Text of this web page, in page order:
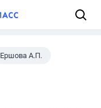
Ершова А.П.